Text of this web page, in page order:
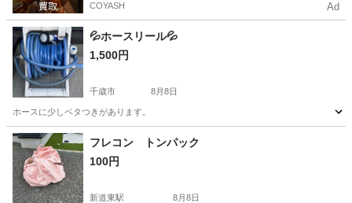
COYASH Ad
💦ホースリール💦
1,500円
千歳市 8月8日
ホースに少しベタつきがあります。
北海道 千歳市 フレコン トンパック
100円
新道東駅 8月8日